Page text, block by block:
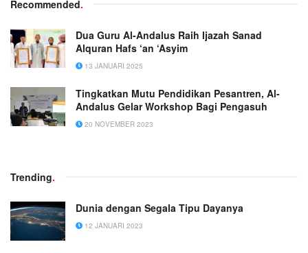
Recommended.
Dua Guru Al-Andalus Raih Ijazah Sanad
Alquran Hafs ‘an ‘Asyim
13 JANUARI 2025
Tingkatkan Mutu Pendidikan Pesantren, Al-
Andalus Gelar Workshop Bagi Pengasuh
20 NOVEMBER 2023
Trending.
Dunia dengan Segala Tipu Dayanya
12 JANUARI 2023